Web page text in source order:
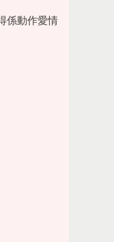
係動作愛情